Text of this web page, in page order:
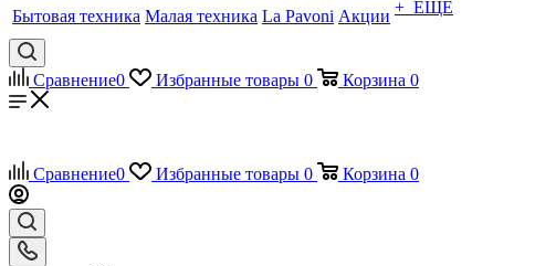
Бытовая техника Малая техника La Pavoni Акции + ЕЩЕ
Сравнение0 Избранные товары 0 Корзина 0
Сравнение0 Избранные товары 0 Корзина 0